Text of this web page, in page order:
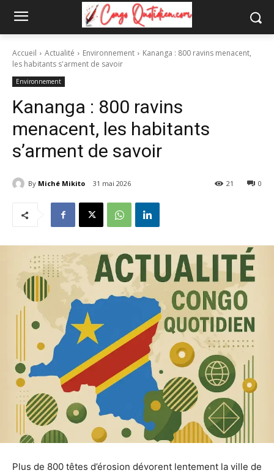
Accueil Actualité Environnement
Kananga : 800 ravins menacent,
les habitants s'arment de savoir
Environnement
Kananga : 800 ravins
menacent, les habitants
s’arment de savoir
By Miché Mikito 31 mai 2026 0
21
Plus de 800 têtes d’érosion dévorent lentement la ville de